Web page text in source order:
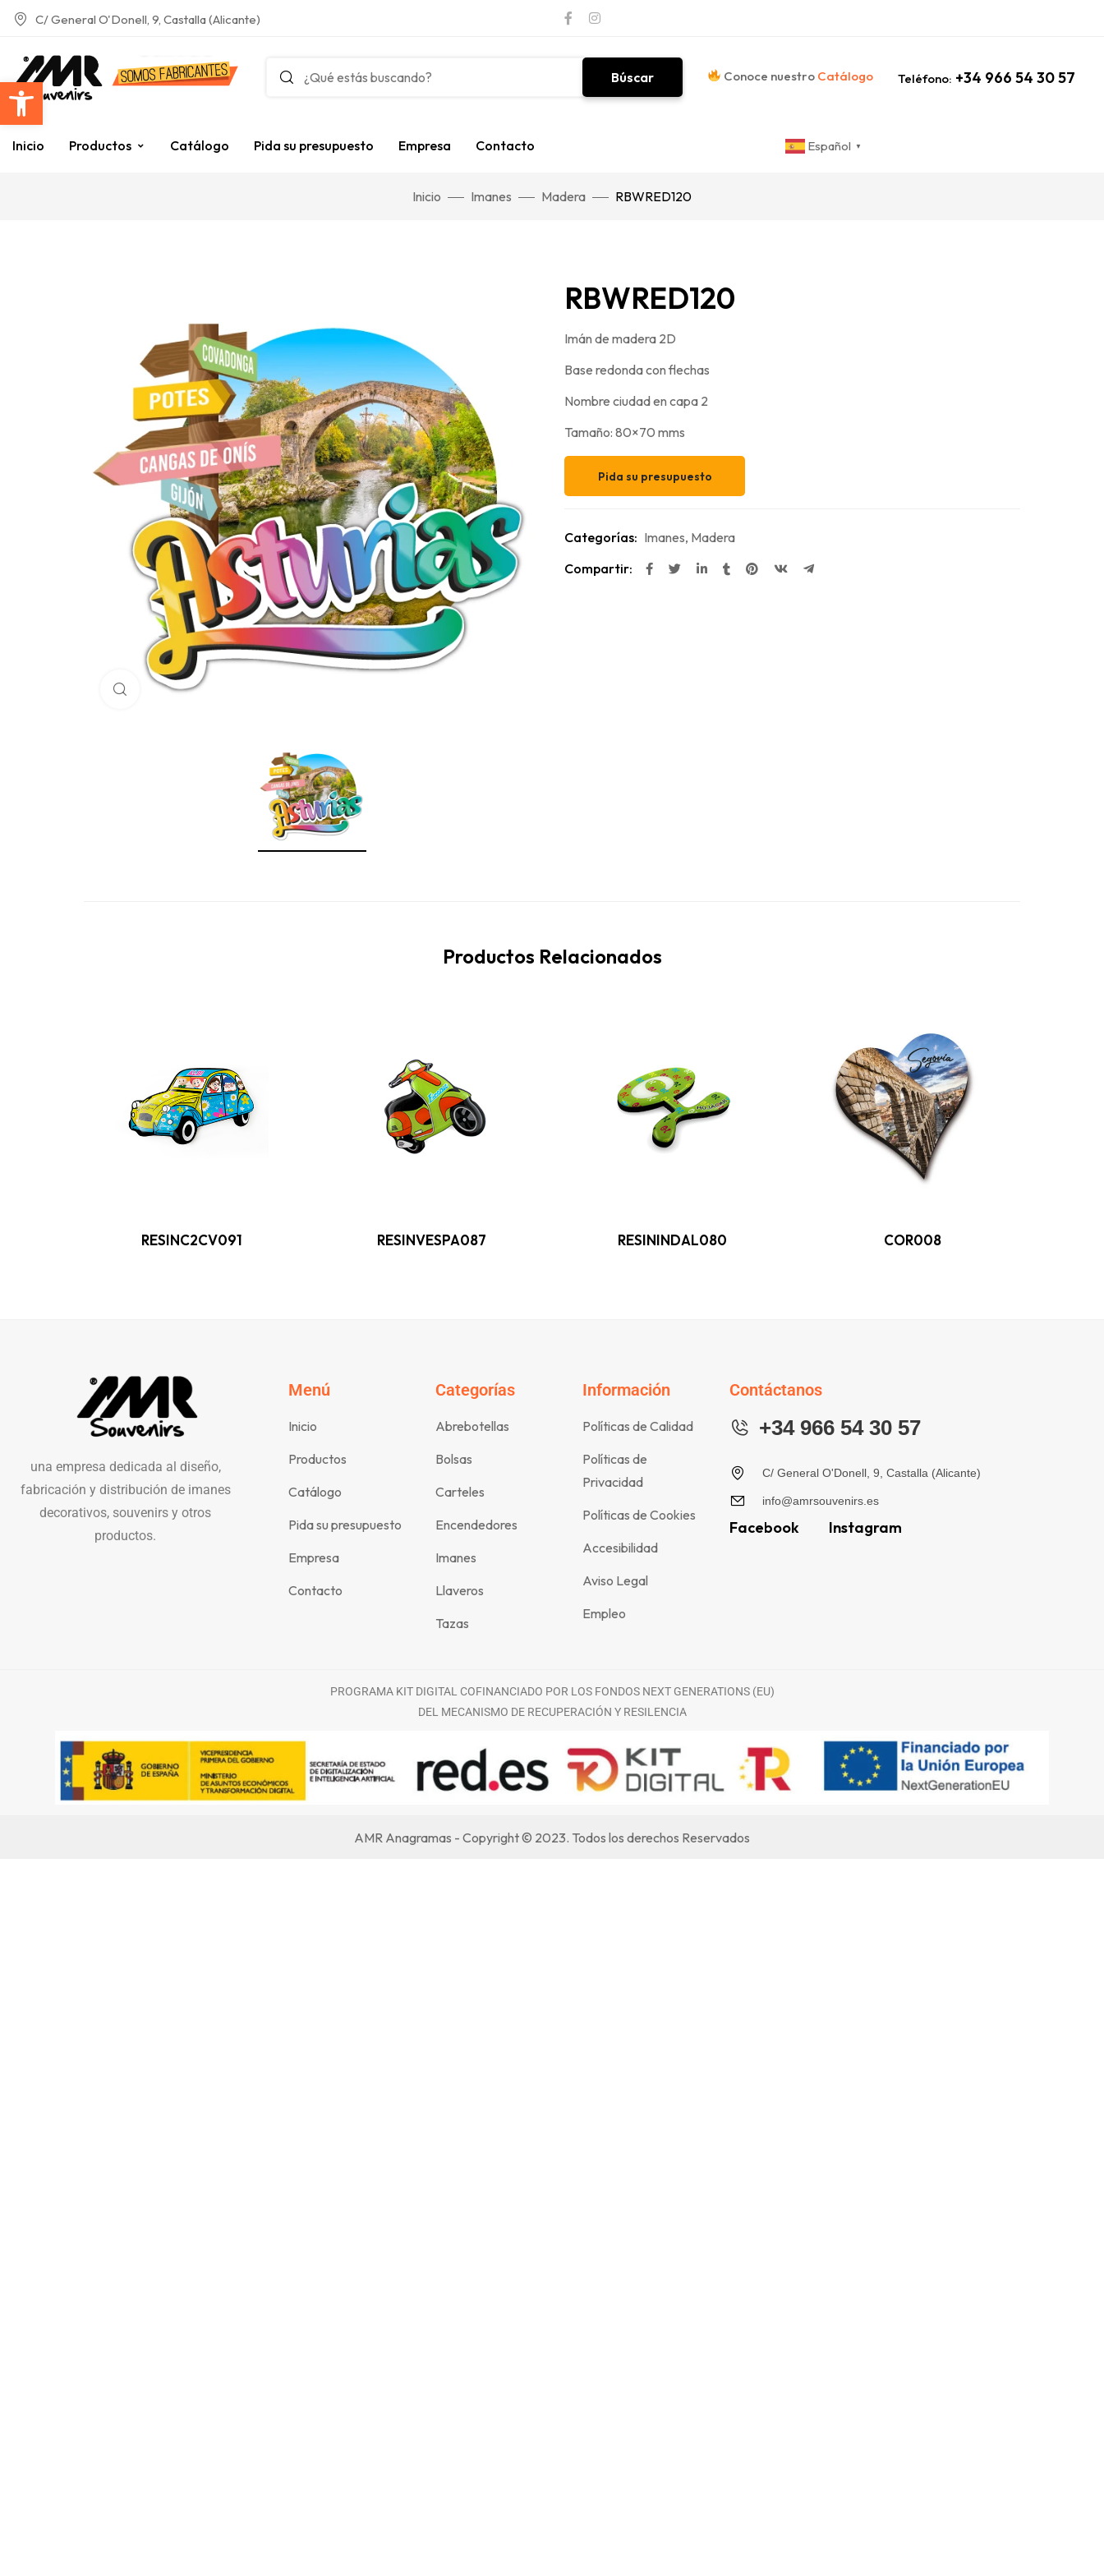
Abrir barra de herramientas
C/ General O'Donell, 9, Castalla (Alicante)
Búscar Conoce nuestro Catálogo Teléfono: +34 966 54 30 57
Inicio Productos Catálogo Pida su presupuesto Empresa Contacto Español ▼
Inicio Imanes Madera RBWRED120
Haga Click para agrandar
RBWRED120
Imán de madera 2D
Base redonda con flechas
Nombre ciudad en capa 2
Tamaño: 80×70 mms
Pida su presupuesto
Categorías: Imanes, Madera
Compartir:
Productos Relacionados
RESINC2CV091 RESINVESPA087 RESININDAL080 COR008
una empresa dedicada al diseño,
fabricación y distribución de imanes
decorativos, souvenirs y otros
productos.
Menú
Inicio
Productos
Catálogo
Pida su presupuesto
Empresa
Contacto
Categorías
Abrebotellas
Bolsas
Carteles
Encendedores
Imanes
Llaveros
Tazas
Información
Políticas de Calidad
Políticas de
Privacidad
Políticas de Cookies
Accesibilidad
Aviso Legal
Empleo
Contáctanos
+34 966 54 30 57
C/ General O'Donell, 9, Castalla (Alicante)
info@amrsouvenirs.es
Facebook Instagram
PROGRAMA KIT DIGITAL COFINANCIADO POR LOS FONDOS NEXT GENERATIONS (EU)
DEL MECANISMO DE RECUPERACIÓN Y RESILENCIA
AMR Anagramas - Copyright © 2023. Todos los derechos Reservados